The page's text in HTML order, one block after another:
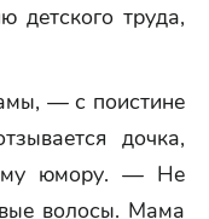
детского труда,
— с поистине
дочка,
юмору. — Не
волосы. Мама